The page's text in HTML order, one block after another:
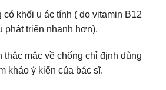
có khối u ác tính ( do vitamin B12
phát triển nhanh hơn).
thắc mắc về chống chỉ định dùng
khảo ý kiến của bác sĩ.